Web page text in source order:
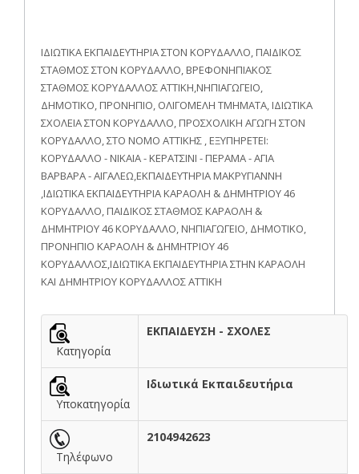
ΙΔΙΩΤΙΚΑ ΕΚΠΑΙΔΕΥΤΗΡΙΑ ΣΤΟΝ ΚΟΡΥΔΑΛΛΟ, ΠΑΙΔΙΚΟΣ
ΣΤΑΘΜΟΣ ΣΤΟΝ ΚΟΡΥΔΑΛΛΟ, ΒΡΕΦΟΝΗΠΙΑΚΟΣ
ΣΤΑΘΜΟΣ ΚΟΡΥΔΑΛΛΟΣ ΑΤΤΙΚΗ,ΝΗΠΙΑΓΩΓΕΙΟ,
ΔΗΜΟΤΙΚΟ, ΠΡΟΝΗΠΙΟ, ΟΛΙΓΟΜΕΛΗ ΤΜΗΜΑΤΑ, ΙΔΙΩΤΙΚΑ
ΣΧΟΛΕΙΑ ΣΤΟΝ ΚΟΡΥΔΑΛΛΟ, ΠΡΟΣΧΟΛΙΚΗ ΑΓΩΓΗ ΣΤΟΝ
ΚΟΡΥΔΑΛΛΟ, ΣΤΟ ΝΟΜΟ ΑΤΤΙΚΗΣ , ΕΞΥΠΗΡΕΤΕΙ:
ΚΟΡΥΔΑΛΛΟ - ΝΙΚΑΙΑ - ΚΕΡΑΤΣΙΝΙ - ΠΕΡΑΜΑ - ΑΓΙΑ
ΒΑΡΒΑΡΑ - ΑΙΓΑΛΕΩ,ΕΚΠΑΙΔΕΥΤΗΡΙΑ ΜΑΚΡΥΓΙΑΝΝΗ
,ΙΔΙΩΤΙΚΑ ΕΚΠΑΙΔΕΥΤΗΡΙΑ ΚΑΡΑΟΛΗ & ΔΗΜΗΤΡΙΟΥ 46
ΚΟΡΥΔΑΛΛΟ, ΠΑΙΔΙΚΟΣ ΣΤΑΘΜΟΣ ΚΑΡΑΟΛΗ &
ΔΗΜΗΤΡΙΟΥ 46 ΚΟΡΥΔΑΛΛΟ, ΝΗΠΙΑΓΩΓΕΙΟ, ΔΗΜΟΤΙΚΟ,
ΠΡΟΝΗΠΙΟ ΚΑΡΑΟΛΗ & ΔΗΜΗΤΡΙΟΥ 46
ΚΟΡΥΔΑΛΛΟΣ,ΙΔΙΩΤΙΚΑ ΕΚΠΑΙΔΕΥΤΗΡΙΑ ΣΤΗΝ ΚΑΡΑΟΛΗ
ΚΑΙ ΔΗΜΗΤΡΙΟΥ ΚΟΡΥΔΑΛΛΟΣ ΑΤΤΙΚΗ
Κατηγορία
ΕΚΠΑΙΔΕΥΣΗ - ΣΧΟΛΕΣ
Υποκατηγορία
Ιδιωτικά Εκπαιδευτήρια
Τηλέφωνο
2104942623